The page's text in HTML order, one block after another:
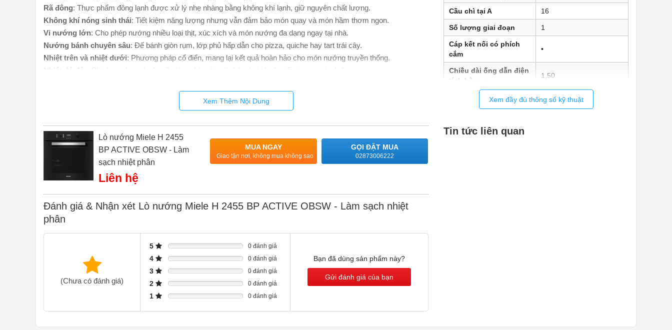
Rã đông: Thực phẩm đông lạnh được xử lý nhẹ nhàng bằng không khí lạnh, giữ nguyên chất lượng.
Không khí nóng sinh thái: Tiết kiệm năng lượng nhưng vẫn đảm bảo món quay và món hầm thơm ngon.
Vỉ nướng lớn: Cho phép nướng nhiều loại thịt, xúc xích và món nướng đa dạng ngay tại nhà.
Nướng bánh chuyên sâu: Đế bánh giòn rụm, lớp phủ hấp dẫn cho pizza, quiche hay tart trái cây.
Nhiệt trên và nhiệt dưới: Phương pháp cổ điển, mang lại kết quả hoàn hảo cho món nướng truyền thống.
Nhiệt độ đáy
: Phù hợp cho món ăn cần làm chín vàng từ bên dưới hoặc nấu trong nước luộc.
: Chế độ nấu nhanh, lý tưởng cho những ai bận rộn.
Với sự đa dạng này, bạn có thể thoải mái sáng tạo thực đơn phong phú, từ món ăn thường ngày đến tiệc sang trọng,
Quản lý thời gian thông minh – Nấu nướng đúng chuẩn từng
phút
Với cáchàm thời gian cài sẵn
Bạn có thể lập trình thời gian bắt đầu, thời gian kết thúc hoặc thời lượng nấu, để món ăn hoàn thành đúng lúc mong
muốn. Khi hết thời gian đã thiết lập, lò sẽ tự động kết thúc quá trình nấu, mang lại sự tiện lợi và yên tâm tuyệt đối. Bộ
hẹn giờ tích hợp còn hữu ích trong nhiều tình huống khác, và đặc biệt, ngay cả khi mất điện, các cài đặt vẫn được lưu
giữ đến150 giờ, đảm bảo bạn không bỏ lỡ bất kỳ kế hoạch nào.
Xem Thêm Nội Dung
Lò nướng Miele H 2455
BP ACTIVE OBSW - Làm
sạch nhiệt phân
Liên hệ
MUA NGAY
Giao tận nơi, không mua không sao
GỌI ĐẶT MUA
02873006222
Đánh giá & Nhận xét Lò nướng Miele H 2455 BP ACTIVE OBSW - Làm sạch nhiệt
phân
(Chưa có đánh giá)
5 0 đánh giá
4 0 đánh giá
3 0 đánh giá
2 0 đánh giá
1 0 đánh giá
Bạn đã dùng sản phẩm này?
Gửi đánh giá của bạn
Cầu chì tại A 16
Số lượng giai đoạn 1
Cáp kết nối có phích
cắm
•
Chiều dài ống dẫn điện
tính bằng m
1,50
Xem đầy đủ thông số kỹ thuật
Tin tức liên quan